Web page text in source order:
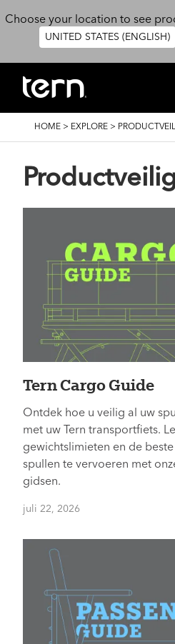
Choose your location to see
UNITED STATES (ENGLISH)
KRUIMELPAD
HOME > EXPLORE >
Tern Cargo Guide
Ontdek hoe u veilig al uw
met uw Tern transportfiets.
gewichtslimieten en de
spullen te vervoeren met
gidsen.
juli 22, 2026